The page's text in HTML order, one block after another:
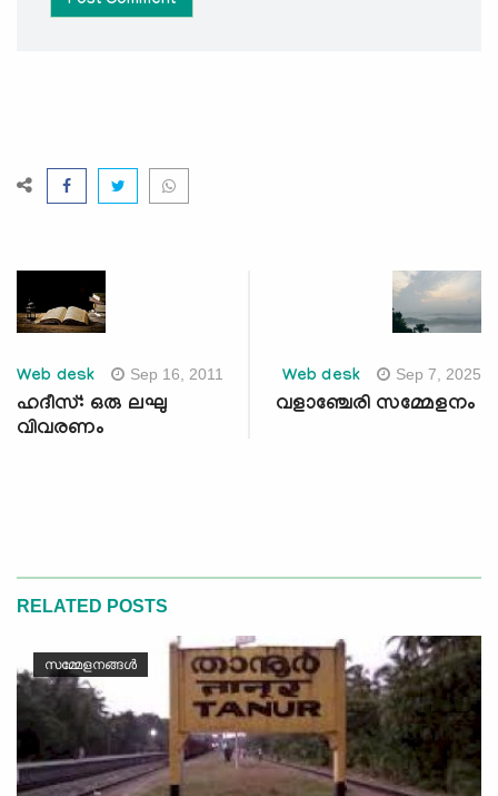
Web desk Sep 16, 2011
ഹദീസ്: ഒരു ലഘു
വിവരണം
Web desk Sep 7, 2025
വളാഞ്ചേരി സമ്മേളനം
RELATED POSTS
സമ്മേളനങ്ങൾ